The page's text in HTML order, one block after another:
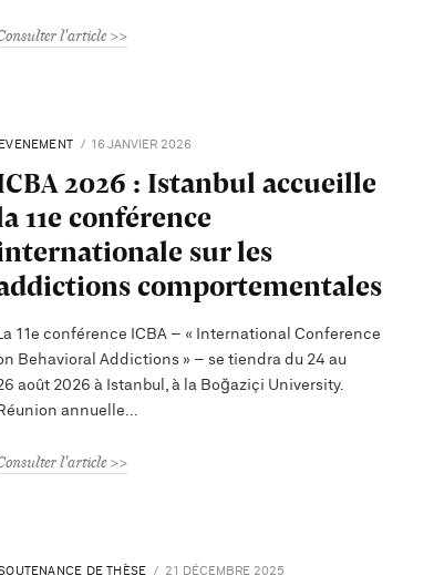
l'article
EVENEMENT 16 JANVIER 2026
2026 : Istanbul accueille
11e conférence
sur les
comportementales
11e conférence ICBA – « International Conference
Behavioral Addictions » – se tiendra du 24 au
août 2026 à Istanbul, à la Boğaziçi University.
annuelle
l'article
DE THÈSE 21 DÉCEMBRE 2025